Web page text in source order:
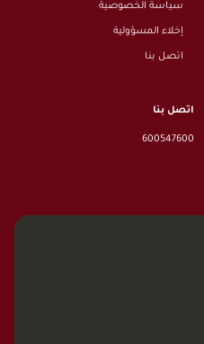
سياسة الخصوصية
إخلاء المسؤولية
اتصل بنا
اتصل بنا
600547600